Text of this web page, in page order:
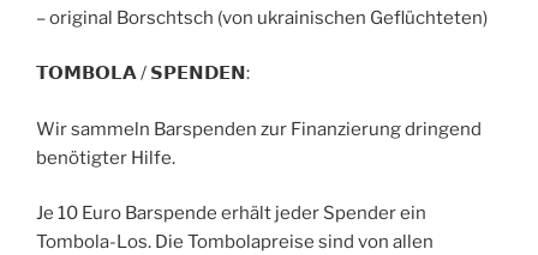
– original Borschtsch (von ukrainischen Geflüchteten)
𝗧𝗢𝗠𝗕𝗢𝗟𝗔 / 𝗦𝗣𝗘𝗡𝗗𝗘𝗡:
Wir sammeln Barspenden zur Finanzierung dringend
benötigter Hilfe.
Je 10 Euro Barspende erhält jeder Spender ein
Tombola-Los. Die Tombolapreise sind von allen